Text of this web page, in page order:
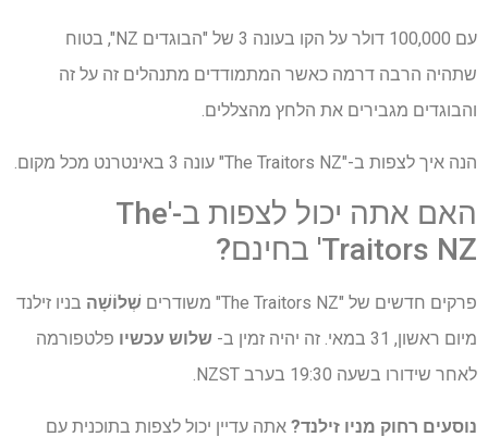
עם 100,000 דולר על הקו בעונה 3 של "הבוגדים NZ", בטוח
שתהיה הרבה דרמה כאשר המתמודדים מתנהלים זה על זה
והבוגדים מגבירים את הלחץ מהצללים.
הנה איך לצפות ב-"The Traitors NZ" עונה 3 באינטרנט מכל מקום.
האם אתה יכול לצפות ב-'The
Traitors NZ' בחינם?
פרקים חדשים של "The Traitors NZ" משודרים שְׁלוֹשָׁה בניו זילנד
מיום ראשון, 31 במאי. זה יהיה זמין ב-
שלוש עכשיו פלטפורמה
לאחר שידורו בשעה 19:30 בערב NZST.
נוסעים רחוק מניו זילנד? אתה עדיין יכול לצפות בתוכנית עם